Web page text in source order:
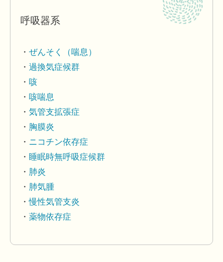
呼吸器系
ぜんそく（喘息）
過換気症候群
咳
咳喘息
気管支拡張症
胸膜炎
ニコチン依存症
睡眠時無呼吸症候群
肺炎
肺気腫
慢性気管支炎
薬物依存症